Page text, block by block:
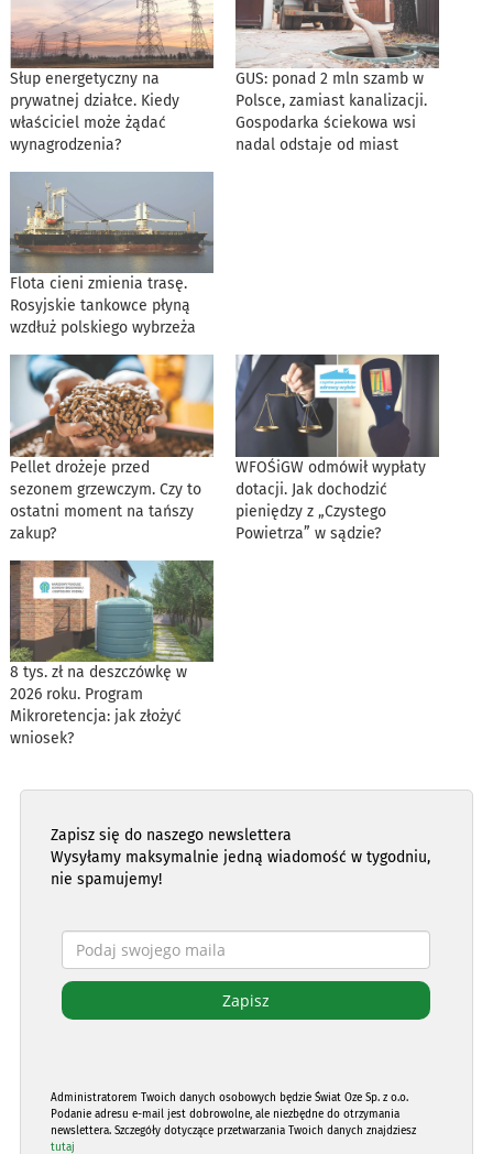
Słup energetyczny na
prywatnej działce. Kiedy
właściciel może żądać
wynagrodzenia?
GUS: ponad 2 mln szamb w
Polsce, zamiast kanalizacji.
Gospodarka ściekowa wsi
nadal odstaje od miast
Flota cieni zmienia trasę.
Rosyjskie tankowce płyną
wzdłuż polskiego wybrzeża
Pellet drożeje przed
sezonem grzewczym. Czy to
ostatni moment na tańszy
zakup?
WFOŚiGW odmówił wypłaty
dotacji. Jak dochodzić
pieniędzy z „Czystego
Powietrza” w sądzie?
8 tys. zł na deszczówkę w
2026 roku. Program
Mikroretencja: jak złożyć
wniosek?
Zapisz się do naszego newslettera
Wysyłamy maksymalnie jedną wiadomość w tygodniu,
nie spamujemy!
Administratorem Twoich danych osobowych będzie Świat Oze Sp. z o.o.
Podanie adresu e-mail jest dobrowolne, ale niezbędne do otrzymania
newslettera. Szczegóły dotyczące przetwarzania Twoich danych znajdziesz
tutaj